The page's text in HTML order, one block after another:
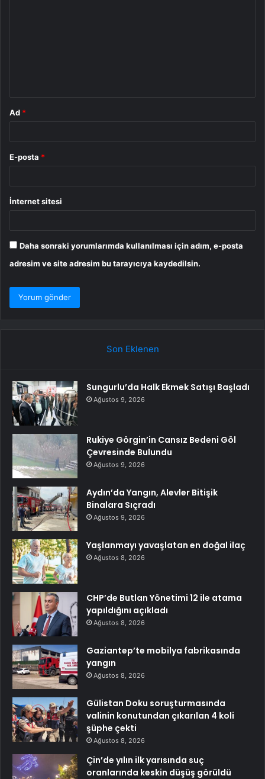
Ad *
E-posta *
İnternet sitesi
Daha sonraki yorumlarımda kullanılması için adım, e-posta
adresim ve site adresim bu tarayıcıya kaydedilsin.
Son Eklenen
Sungurlu’da Halk Ekmek Satışı Başladı
Ağustos 9, 2026
Rukiye Görgin’in Cansız Bedeni Göl
Çevresinde Bulundu
Ağustos 9, 2026
Aydın’da Yangın, Alevler Bitişik
Binalara Sıçradı
Ağustos 9, 2026
Yaşlanmayı yavaşlatan en doğal ilaç
Ağustos 8, 2026
CHP’de Butlan Yönetimi 12 ile atama
yapıldığını açıkladı
Ağustos 8, 2026
Gaziantep’te mobilya fabrikasında
yangın
Ağustos 8, 2026
Gülistan Doku soruşturmasında
valinin konutundan çıkarılan 4 koli
şüphe çekti
Ağustos 8, 2026
Çin’de yılın ilk yarısında suç
oranlarında keskin düşüş görüldü